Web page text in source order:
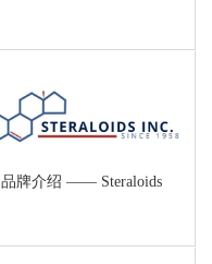
品牌介绍 —— Steraloids